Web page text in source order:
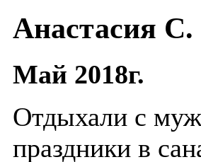
Анастасия С.
Май 2018г.
Отдыхали с
праздники в